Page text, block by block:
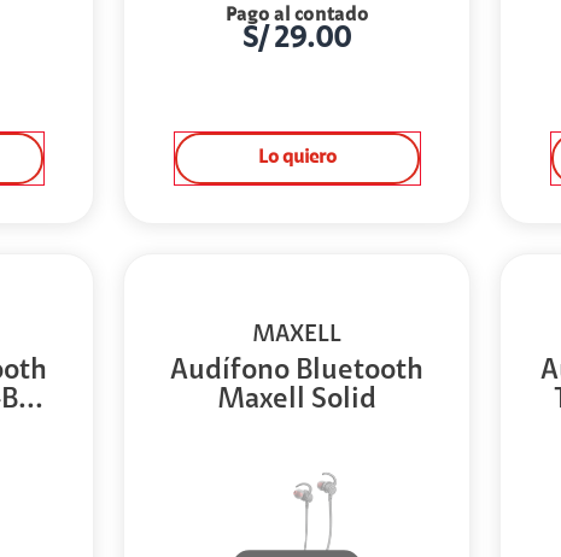
Pago al contado
S/ 29.00
Lo quiero
MAXELL
Audífono Bluetooth
Maxell Solid